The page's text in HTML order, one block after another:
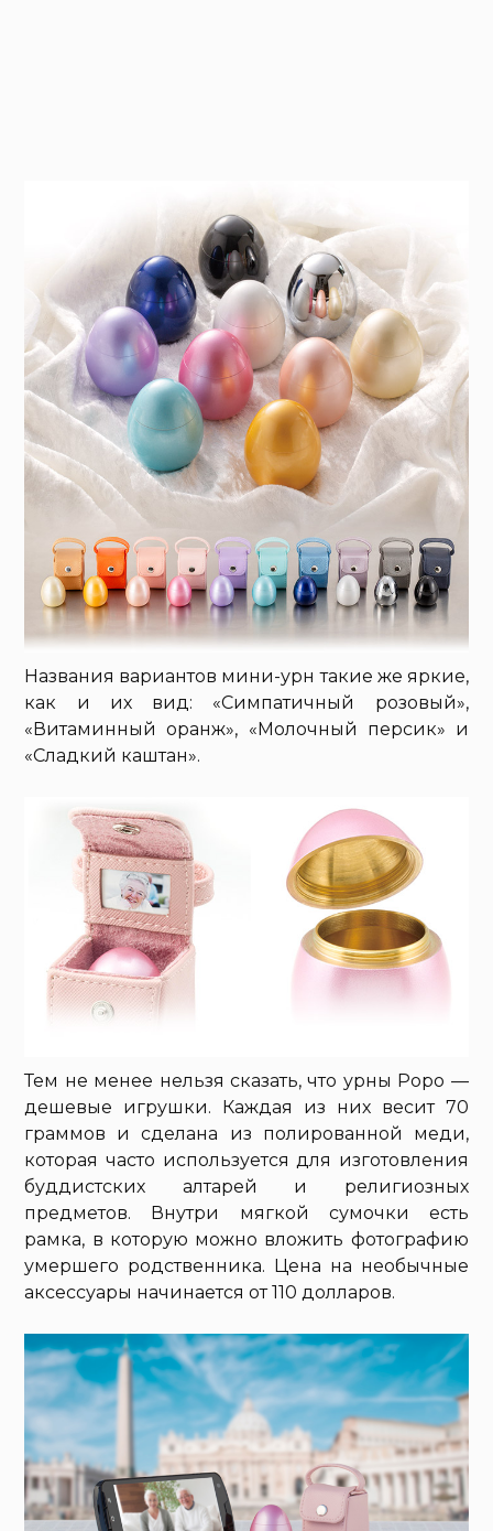
Названия вариантов мини-урн такие же яркие,
как и их вид: «Симпатичный розовый»,
«Витаминный оранж», «Молочный персик» и
«Сладкий каштан».
Тем не менее нельзя сказать, что урны Popo —
дешевые игрушки. Каждая из них весит 70
граммов и сделана из полированной меди,
которая часто используется для изготовления
буддистских алтарей и религиозных
предметов. Внутри мягкой сумочки есть
рамка, в которую можно вложить фотографию
умершего родственника. Цена на необычные
аксессуары начинается от 110 долларов.